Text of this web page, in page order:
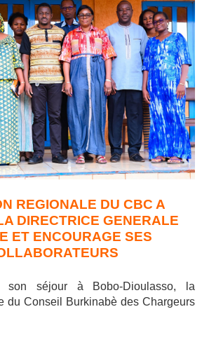
REGIONALE DU CBC A
DIRECTRICE GENERALE
ET ENCOURAGE SES
son séjour à Bobo-Dioulasso, la
du Conseil Burkinabè des Chargeurs